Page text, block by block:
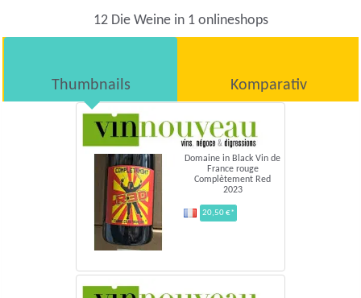
12 Die Weine in 1 onlineshops
Thumbnails Komparativ
Domaine in Black Vin de
France rouge
Complètement Red
2023
20,50 €*